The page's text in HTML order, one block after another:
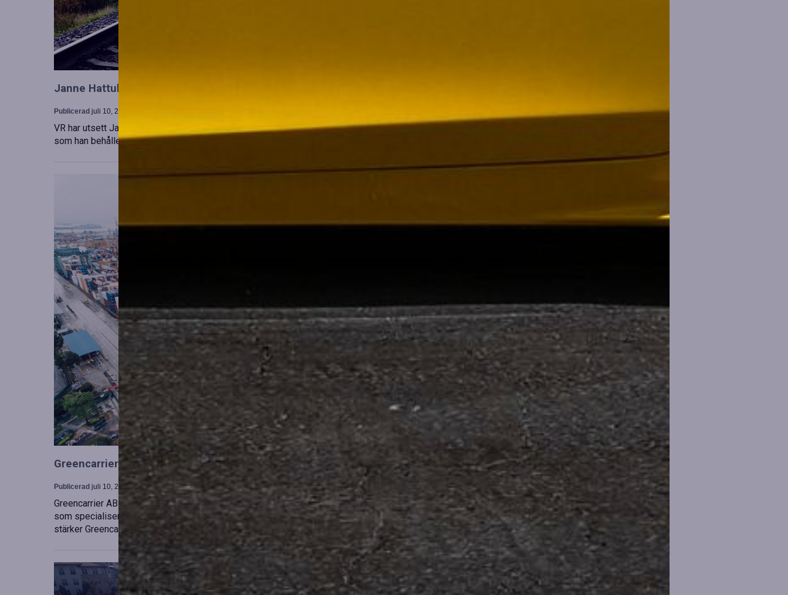
Janne Hattula tillträder som ny ledare för VR City Traffic i Sverige och Finland
Publicerad juli 10, 2026
VR har utsett Janne Hattula att leda verksamheten för upphandlad kollektivtrafik i Sverige, samtidigt
som han behåller sitt ansvar i Finland. Detta sker i kölvattnet av Johan Oscarssons avsked från…
Greencarrier utökar sin verksamhet genom förvärv av Containerhandel CARU
Publicerad juli 10, 2026
Greencarrier AB har förvärvat en majoritetsandel i Containerhandel CARU AB, ett svenskt företag
som specialiserar sig på försäljning, uthyrning och skräddarsydda containerlösningar. Detta förvärv
stärker Greencarriers ställning inom containersektorn och…